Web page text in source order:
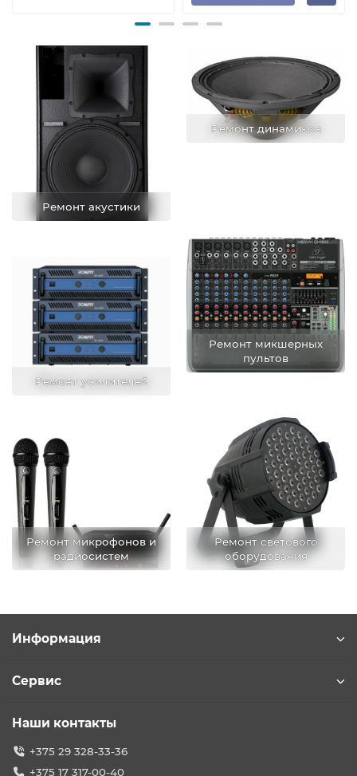
Ремонт акустики
Ремонт динамиков
Ремонт усилителей
Ремонт микшерных
пультов
Ремонт микрофонов и
радиосистем
Ремонт светового
оборудования
Информация
Сервис
Наши контакты
+375 29 328-33-36
+375 17 317-00-40